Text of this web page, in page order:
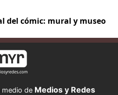
del cómic: mural y museo
medio de Medios y Redes